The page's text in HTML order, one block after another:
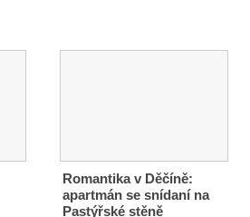
Romantika v Děčíně:
apartmán se snídaní na
Pastýřské stěně